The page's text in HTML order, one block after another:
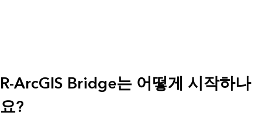
R-ArcGIS Bridge는 어떻게 시작하나
요?